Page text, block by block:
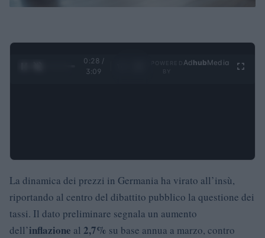
0:29 /
3:09
Ad hubMedia
La dinamica dei prezzi in Germania ha virato all’insù,
riportando al centro del dibattito pubblico la questione dei
tassi. Il dato preliminare segnala un aumento
dell’inflazione al 2,7% su base annua a marzo, contro